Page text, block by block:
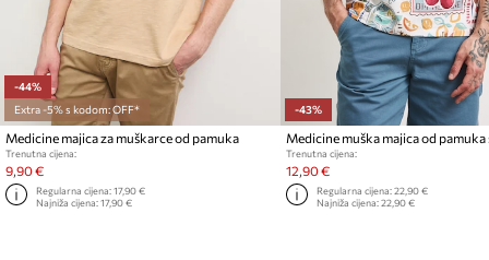
-44%
Extra -5% s kodom: OFF*
Medicine majica za muškarce od pamuka
Trenutna cijena:
9,90 €
Regularna cijena:17,90 €
Najniža cijena:17,90 €
-43%
Trenutna cijena:
12,90 €
Regularna cijena:22,90 €
Najniža cijena:22,90 €